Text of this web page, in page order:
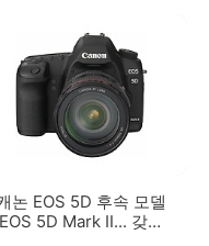
논 EOS 5D 후속 모델
EOS 5D Mark II... 갖고